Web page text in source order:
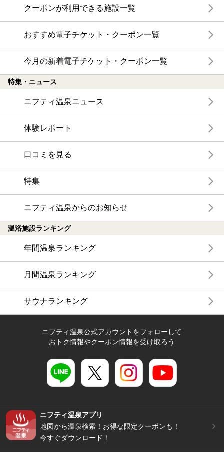
クーポンが利用できる施設一覧
おすすめ電子チケット・クーポン一覧
今月の新着電子チケット・クーポン一覧
特集・ニュース
ニフティ温泉ニュース
体験レポート
口コミを見る
特集
ニフティ温泉からのお知らせ
温浴施設ランキング
年間温泉ランキング
月間温泉ランキング
サウナランキング
ニフティ温泉公式アカウントをフォローして
おトク情報やクーポン情報を受け取ろう
ニフティ温泉アプリ
地図から温泉検索！お得な限定クーポンも！
今すぐダウンロード！